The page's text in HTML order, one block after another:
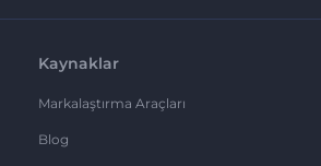
Kaynaklar
Markalaştırma Araçları
Blog